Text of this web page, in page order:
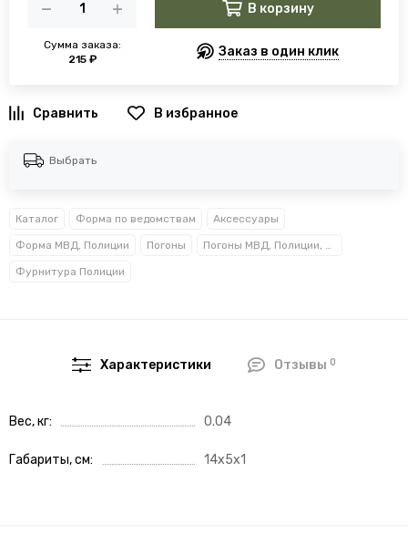
Сумма заказа:
215 ₽
В корзину
Заказ в один клик
В избранное
Выбрать
Каталог Форма по ведомствам Аксессуары
Форма МВД, Полиции Погоны Погоны МВД, Полиции, Росгвардии, Прокуратуры
Фурнитура Полиции
Характеристики Отзывы 0
Вес, кг 0.04
Габариты, см 14x5x1